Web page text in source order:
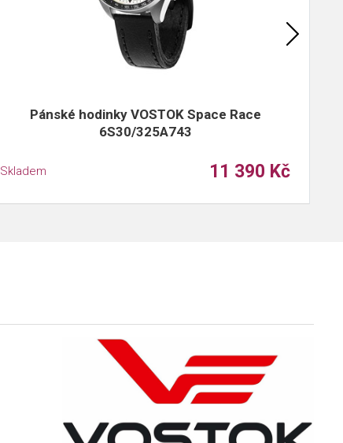
Pánské hodinky VOSTOK Space Race
6S30/325A743
Skladem 11 390 Kč